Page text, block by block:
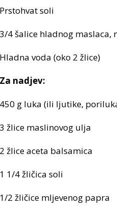
Prstohvat soli
3/4 šalice hladnog maslaca,
Hladna voda (oko 2 žlice)
Za nadjev:
450 g luka (ili ljutike,
3 žlice maslinovog ulja
2 žlice aceta balsamica
1 1/4 žličica soli
1/2 žličice mljevenog papra